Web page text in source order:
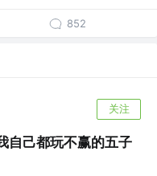
852
关注
自己都玩不赢的五子